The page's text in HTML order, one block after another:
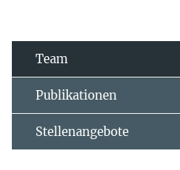
Team
Publikationen
Stellenangebote